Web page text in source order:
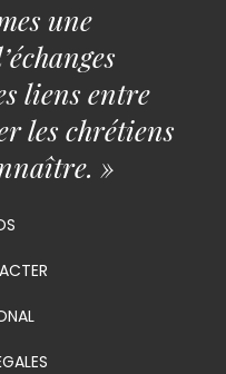
une
liens entre
les chrétiens
»